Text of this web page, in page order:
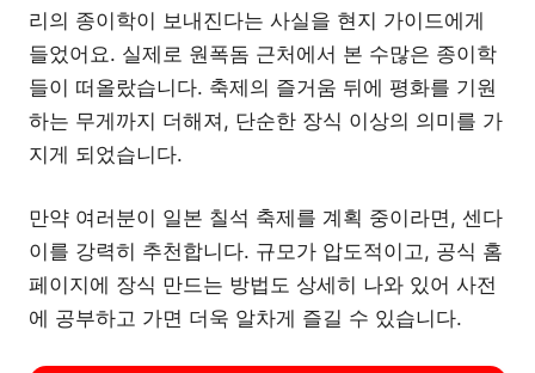
리의 종이학이 보내진다는 사실을 현지 가이드에게
들었어요. 실제로 원폭돔 근처에서 본 수많은 종이학
들이 떠올랐습니다. 축제의 즐거움 뒤에 평화를 기원
하는 무게까지 더해져, 단순한 장식 이상의 의미를 가
지게 되었습니다.
만약 여러분이 일본 칠석 축제를 계획 중이라면, 센다
이를 강력히 추천합니다. 규모가 압도적이고, 공식 홈
페이지에 장식 만드는 방법도 상세히 나와 있어 사전
에 공부하고 가면 더욱 알차게 즐길 수 있습니다.